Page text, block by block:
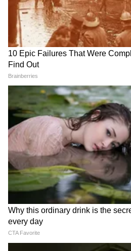
उद्धव ठाकरे यांची पत्रकार परिषद,
रणनीती काय? Uddhav Thackeray |
Narendra Modi | Eknath
IIT दिल्लीतलं PM मोदींचं संपूर्ण
| PM Modi Speech | IIT Delhi